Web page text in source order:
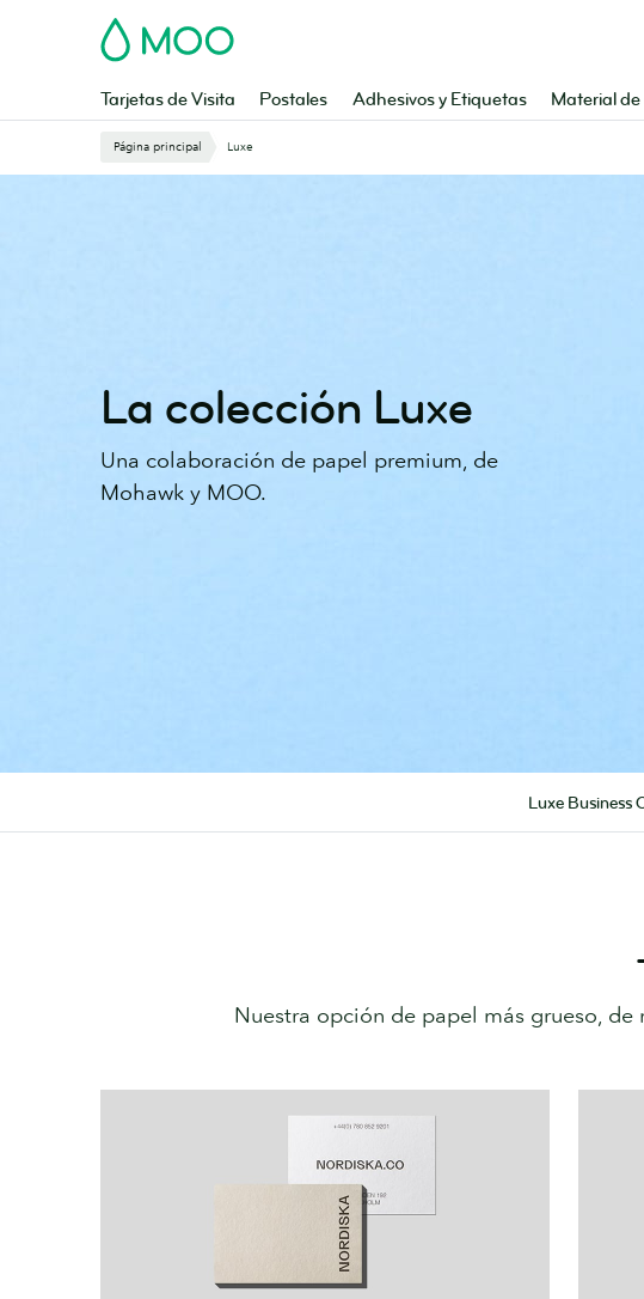
MOO
Tarjetas de Visita Postales Adhesivos y Etiquetas Material
Página principal Luxe
La colección Luxe
Una colaboración de papel premium, de
Mohawk y MOO.
Luxe Business
Nuestra opción de papel más grueso,